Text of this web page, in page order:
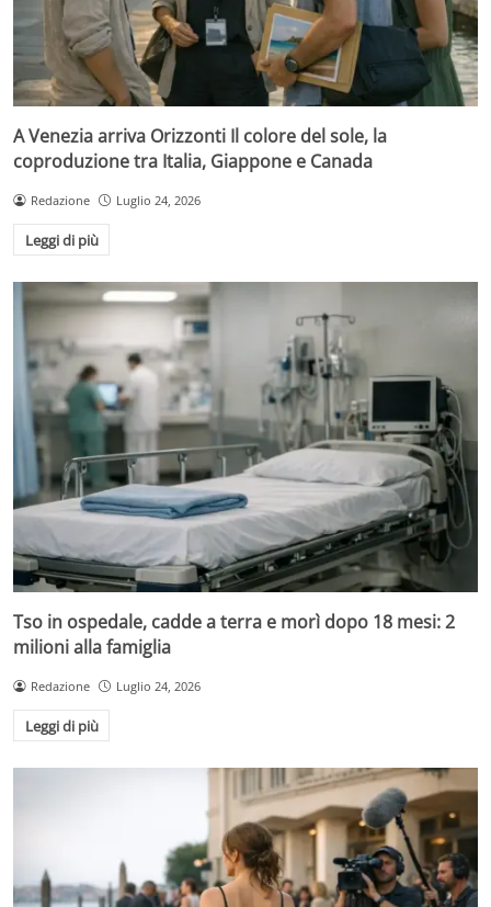
A Venezia arriva Orizzonti Il colore del sole, la
coproduzione tra Italia, Giappone e Canada
Redazione Luglio 24, 2026
Leggi di più
Tso in ospedale, cadde a terra e morì dopo 18 mesi: 2
milioni alla famiglia
Redazione Luglio 24, 2026
Leggi di più